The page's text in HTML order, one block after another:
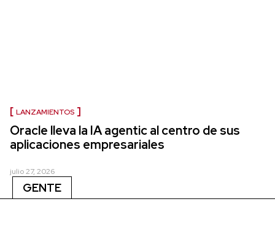
LANZAMIENTOS
Oracle lleva la IA agentic al centro de sus
aplicaciones empresariales
julio 27, 2026
GENTE